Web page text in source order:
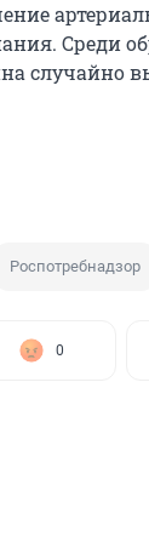
Среди
случайно
Роспотребнадзор
0